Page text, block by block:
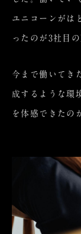
ユニコーンがは
ったのが3社目
今まで働いてき
成するような環
を体感できたの